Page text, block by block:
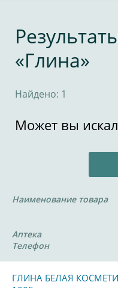
«Глина»
Найдено: 1
Может вы
Наименование товара
Аптека
Телефон
ГЛИНА БЕЛАЯ